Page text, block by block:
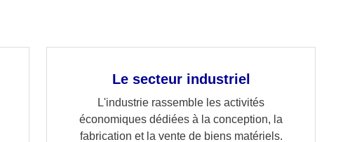
Le secteur industriel
L'industrie rassemble les activités
économiques dédiées à la conception, la
fabrication et la vente de biens matériels.